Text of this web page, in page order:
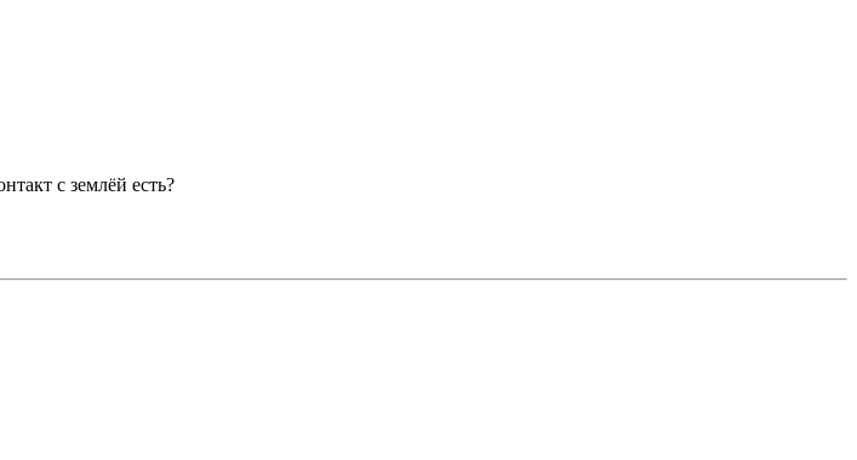
с землёй есть?